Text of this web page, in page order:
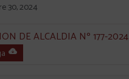
30, 2024
DE ALCALDIA Nº 177-2024